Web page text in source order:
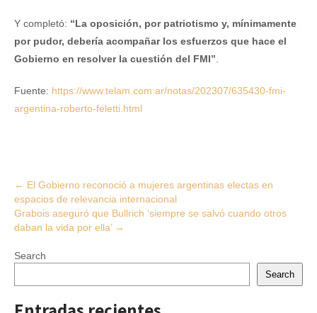
Y completó: “La oposición, por patriotismo y, mínimamente
por pudor, debería acompañar los esfuerzos que hace el
Gobierno en resolver la cuestión del FMI”
Fuente: https://www.telam.com.ar/notas/202307/635430-fmi-
argentina-roberto-feletti.html
Post
navigation
← El Gobierno reconoció a mujeres argentinas electas en
espacios de relevancia internacional
Grabois aseguró que Bullrich ‘siempre se salvó cuando otros
daban la vida por ella’ →
Search
Search